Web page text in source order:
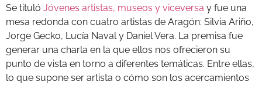
Se tituló Jóvenes artistas, museos y viceversa y fue una
mesa redonda con cuatro artistas de Aragón: Silvia Ariño,
Jorge Gecko, Lucía Naval y Daniel Vera. La premisa fue
generar una charla en la que ellos nos ofrecieron su
punto de vista en torno a diferentes temáticas. Entre ellas,
lo que supone ser artista o cómo son los acercamientos